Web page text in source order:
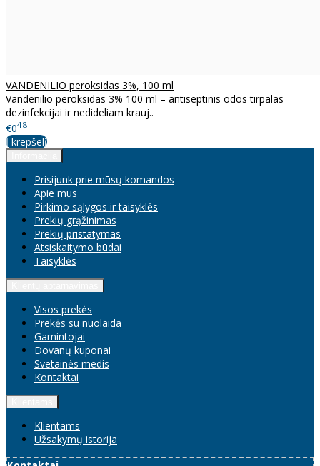
VANDENILIO peroksidas 3%, 100 ml
Vandenilio peroksidas 3% 100 ml – antiseptinis odos tirpalas
dezinfekcijai ir nedideliam krauj..
€048
Į krepšelį
Prisijunk prie mūsų komandos
Apie mus
Pirkimo sąlygos ir taisyklės
Prekių grąžinimas
Prekių pristatymas
Atsiskaitymo būdai
Taisyklės
Visos prekės
Prekės su nuolaida
Gamintojai
Dovanų kuponai
Svetainės medis
Kontaktai
Klientams
Užsakymų istorija